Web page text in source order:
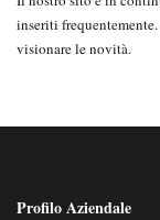
inseriti
visionare le novità.
Profilo Aziendale